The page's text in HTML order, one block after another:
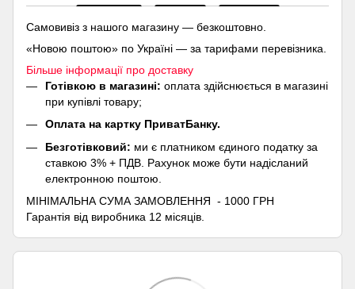
Самовивіз з нашого магазину — безкоштовно.
«Новою поштою» по Україні — за тарифами перевізника.
Більше інформації про доставку
Готівкою в магазині: оплата здійснюється в магазині
при купівлі товару;
Оплата на картку ПриватБанку.
Безготівковий: ми є платником єдиного податку за
ставкою 3% + ПДВ. Рахунок може бути надісланий
електронною поштою.
МІНІМАЛЬНА СУМА ЗАМОВЛЕННЯ - 1000 ГРН
Гарантія від виробника 12 місяців.